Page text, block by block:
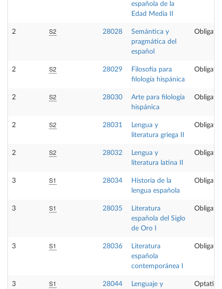
española de la
Edad Media II
2 S2 28028
Semántica y
pragmática del
español
2 S2 28029
Filosofía para
filología hispánica
2 S2 28030
Arte para filología
hispánica
2 S2 28031
Lengua y
literatura griega II
2 S2 28032
Lengua y
literatura latina II
3 S1 28034
Historia de la
lengua española
3 S1 28035
Literatura
española del Siglo
de Oro I
3 S1 28036
Literatura
española
contemporánea I
3 S1 28044
Lenguaje y
Optativa